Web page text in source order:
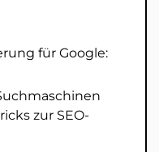
für Google:
zur SEO-